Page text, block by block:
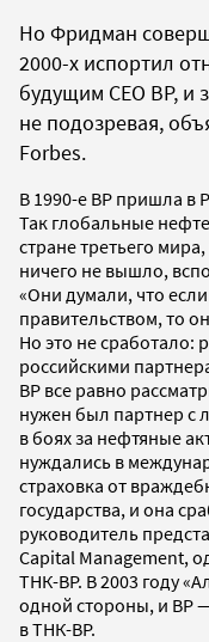
Но Фридман
2000-х испортил
будущим CEO BP, и
не подозревая,
Forbes.
В 1990-е ВР пришла в
Так глобальные
стране третьего
ничего не вышло,
«Они думали, что
правительством, то
Но это не сработало:
российскими
ВР все равно
нужен был партнер с
в боях за нефтяные
нуждались в
страховка от
государства, и она
руководитель
Capital Management,
ТНК-ВР. В 2003 году
одной стороны, и ВР
в ТНК-ВР.